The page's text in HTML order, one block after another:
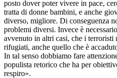
posto dover poter vivere in pace,
tratta di donne bambini, e anche
diverso, migliore. Di conseguenza
problemi diversi. Invece è
avvenuto in altri casi, che i terroristi
rifugiati, anche quello che è
In tal senso dobbiamo fare
populista retorico che ha per
respiro».